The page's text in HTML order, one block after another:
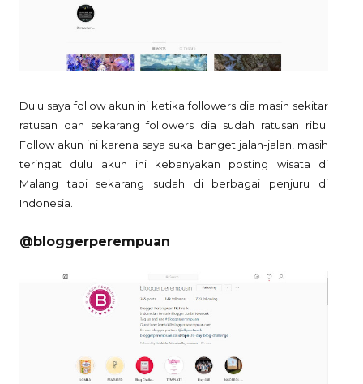
Dulu saya follow akun ini ketika followers dia masih sekitar
ratusan dan sekarang followers dia sudah ratusan ribu.
Follow akun ini karena saya suka banget jalan-jalan, masih
teringat dulu akun ini kebanyakan posting wisata di
Malang tapi sekarang sudah di berbagai penjuru di
Indonesia.
@bloggerperempuan